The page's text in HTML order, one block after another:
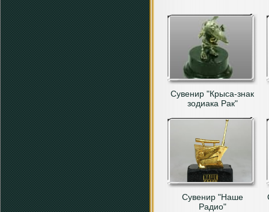
Сувенир "Крыса-знак
зодиака Рак"
Сувенир "Наше
Радио"